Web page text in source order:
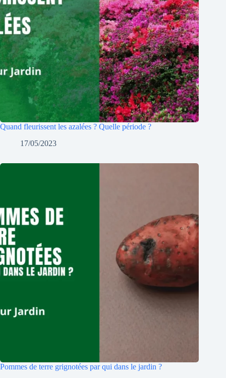
Quand fleurissent les azalées ? Quelle période ?
17/05/2023
Pommes de terre grignotées par qui dans le jardin ?